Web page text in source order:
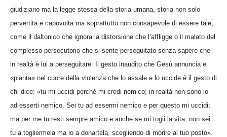
giudiziario ma la legge stessa della storia umana, storia non solo
pervertita e capovolta ma soprattutto non consapevole di essere tale,
come il daltonico che ignora la distorsione che l’affligge o il malato del
complesso persecutorio che si sente perseguitato senza sapere che
in realtà è lui a perseguitare. Il gesto inaudito che Gesù annuncia e
«pianta» nel cuore della violenza che lo assale e lo uccide è il gesto di
chi dice: «tu mi uccidi perché mi credi nemico; in realtà non sono io
ad esserti nemico. Sei tu ad essermi nemico e per questo mi uccidi;
ma per me tu resti sempre amico e anche se mi togli la vita, non sei
tu a togliermela ma io a donartela, scegliendo di morire al tuo posto».